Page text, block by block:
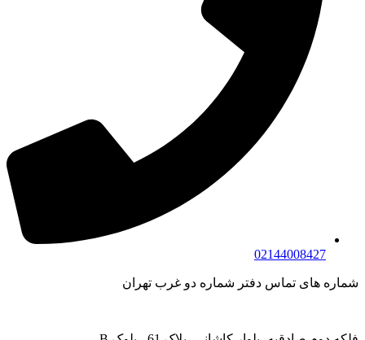
02144008427
شماره های تماس دفتر شماره دو غرب تهران